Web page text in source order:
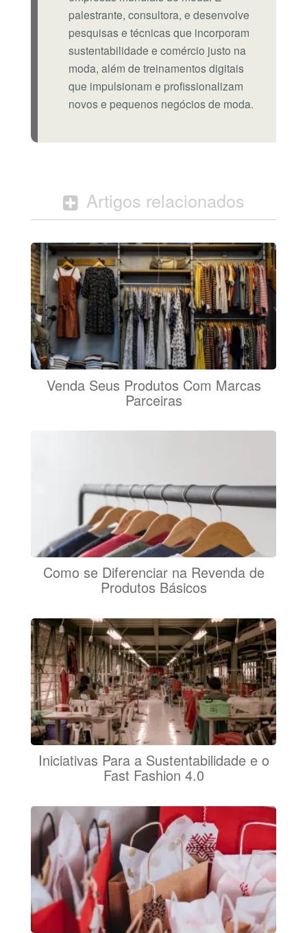
palestrante, consultora, e desenvolve
pesquisas e técnicas que incorporam
sustentabilidade e comércio justo na
moda, além de treinamentos digitais
que impulsionam e profissionalizam
novos e pequenos negócios de moda.
Artigos relacionados
Venda Seus Produtos Com Marcas
Parceiras
Como se Diferenciar na Revenda de
Produtos Básicos
Iniciativas Para a Sustentabilidade e o
Fast Fashion 4.0